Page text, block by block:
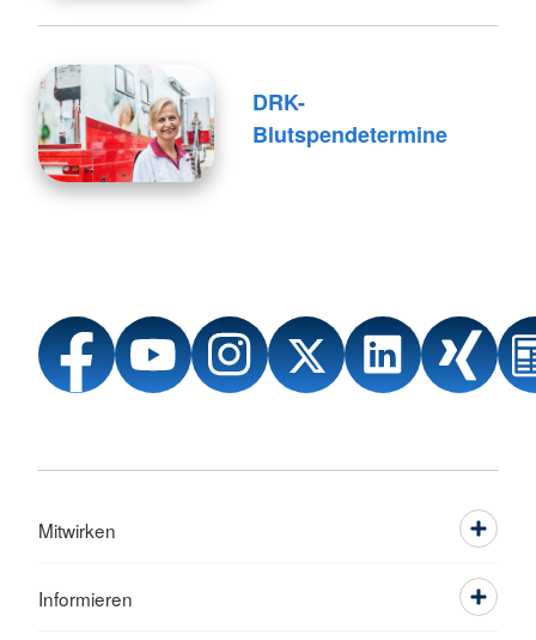
DRK-
Blutspendetermine
Mitwirken
Informieren